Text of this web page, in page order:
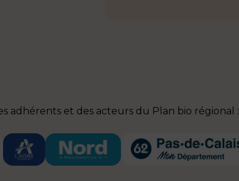
adhérents et des acteurs du Plan bio régional :